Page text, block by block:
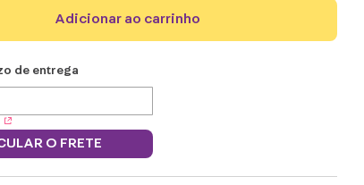
adicionar ao carrinho
O FRETE